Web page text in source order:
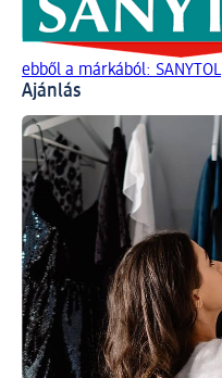
ebből a márkából: SANYTOL
Ajánlás